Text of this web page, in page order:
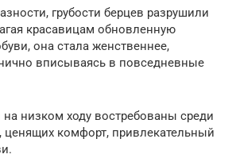
грубости берцев разрушили
красавицам обновленную
она стала женственнее,
вписываясь в повседневные
низком ходу востребованы среди
комфорт, привлекательный